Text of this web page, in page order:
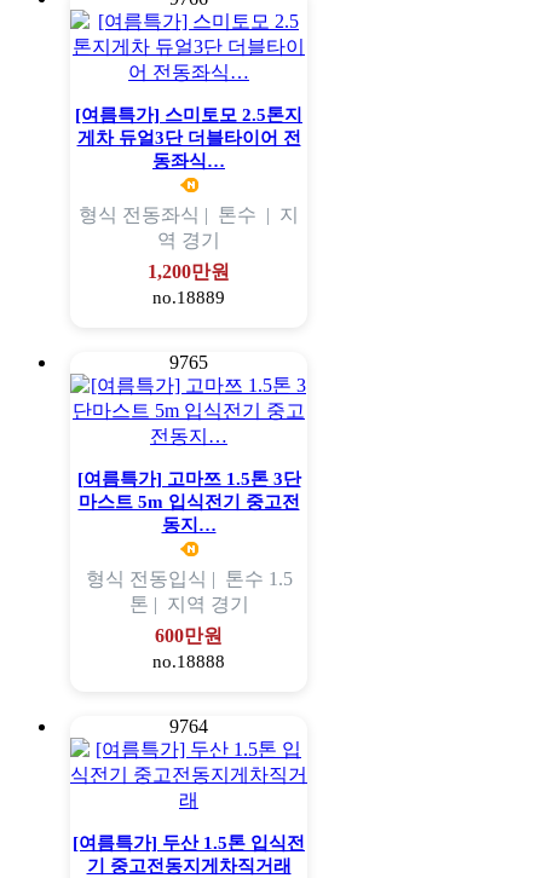
[여름특가] 스미토모 2.5톤지
게차 듀얼3단 더블타이어 전
동좌식…
형식 전동좌식 | 톤수 | 지
역 경기
1,200만원
no.18889
9765
[여름특가] 고마쯔 1.5톤 3단
마스트 5m 입식전기 중고전
동지…
형식 전동입식 | 톤수 1.5
톤 | 지역 경기
600만원
no.18888
9764
[여름특가] 두산 1.5톤 입식전
기 중고전동지게차직거래